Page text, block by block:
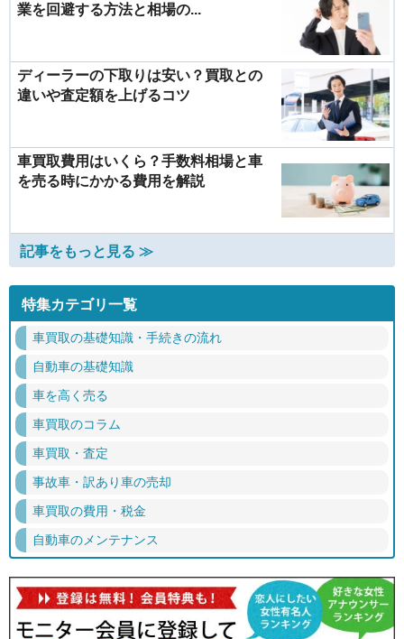
業を回避する方法と相場の...
ディーラーの下取りは安い？買取との
違いや査定額を上げるコツ
車買取費用はいくら？手数料相場と車
を売る時にかかる費用を解説
記事をもっと見る ≫
特集カテゴリ一覧
車買取の基礎知識・手続きの流れ
自動車の基礎知識
車を高く売る
車買取のコラム
車買取・査定
事故車・訳あり車の売却
車買取の費用・税金
自動車のメンテナンス